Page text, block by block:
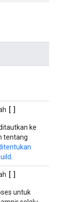
[]
ke
tentang
[]
untuk